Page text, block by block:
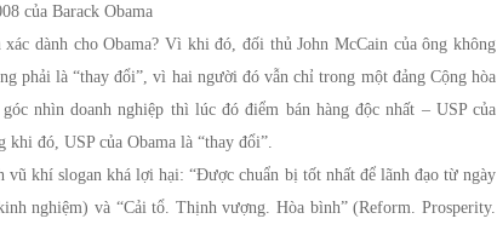
của Barack Obama
dành cho Obama? Vì khi đó, đối thủ John McCain của ông không
phải là “thay đổi”, vì hai người đó vẫn chỉ trong một đảng Cộng hòa
nhìn doanh nghiệp thì lúc đó điểm bán hàng độc nhất – USP của
đó, USP của Obama là “thay đổi”.
khí slogan khá lợi hại: “Được chuẩn bị tốt nhất để lãnh đạo từ ngày
nghiệm) và “Cải tổ. Thịnh vượng. Hòa bình” (Reform. Prosperity.